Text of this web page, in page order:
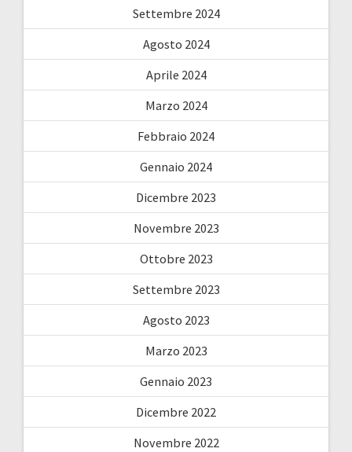
Settembre 2024
Agosto 2024
Aprile 2024
Marzo 2024
Febbraio 2024
Gennaio 2024
Dicembre 2023
Novembre 2023
Ottobre 2023
Settembre 2023
Agosto 2023
Marzo 2023
Gennaio 2023
Dicembre 2022
Novembre 2022